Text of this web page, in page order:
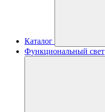
Каталог
Функциональный свет